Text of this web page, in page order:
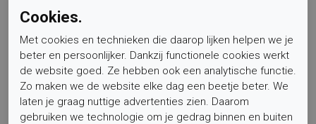
stoten en de mooie diepe zwarte kleur langer te behouden.
Voor wie is dit product geschikt? Deze pump is ideaal voor
dames die graag een lage hak dragen, waarde hechten aan
comfort en een tijdloze, nette stijl zoeken. Het model voelt
licht, netjes en betrouwbaar aan.
Cookies.
Met cookies en technieken die daarop lijken helpen we je
beter en persoonlijker. Dankzij functionele cookies werkt
de website goed. Ze hebben ook een analytische functie.
Zo maken we de website elke dag een beetje beter. We
laten je graag nuttige advertenties zien. Daarom
gebruiken we technologie om je gedrag binnen en buiten